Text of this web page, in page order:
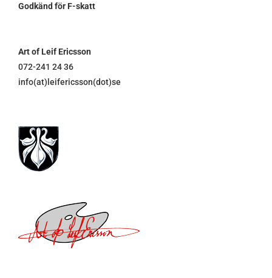
Godkänd för F-skatt
Art of Leif Ericsson
072-241 24 36
info(at)leifericsson(dot)se